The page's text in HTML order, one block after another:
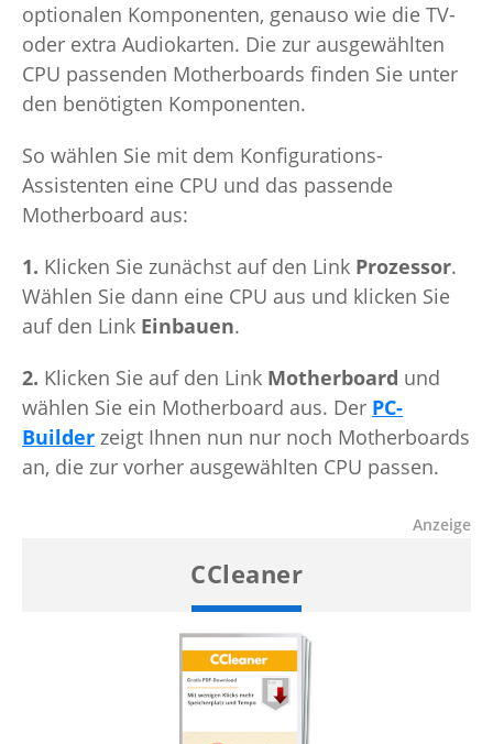
optionalen Komponenten, genauso wie die TV-
oder extra Audiokarten. Die zur ausgewählten
CPU passenden Motherboards finden Sie unter
den benötigten Komponenten.
So wählen Sie mit dem Konfigurations-
Assistenten eine CPU und das passende
Motherboard aus:
1. Klicken Sie zunächst auf den Link Prozessor.
Wählen Sie dann eine CPU aus und klicken Sie
auf den Link Einbauen.
2. Klicken Sie auf den Link Motherboard und
wählen Sie ein Motherboard aus. Der PC-
Builder zeigt Ihnen nun nur noch Motherboards
an, die zur vorher ausgewählten CPU passen.